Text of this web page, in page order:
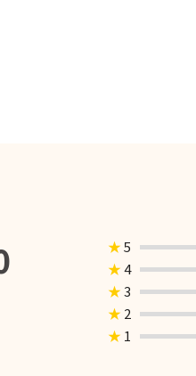
★5
★4
★3
★ 2
★ 1